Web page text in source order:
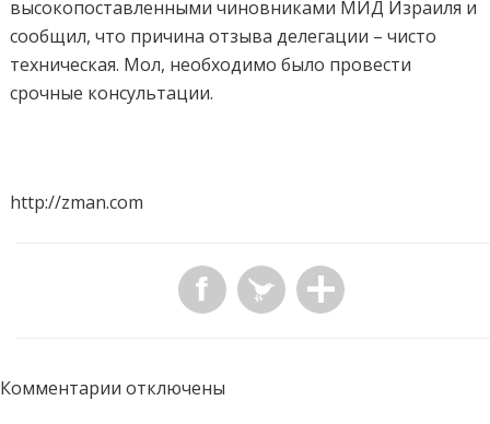
высокопоставленными чиновниками МИД Израиля и
сообщил, что причина отзыва делегации – чисто
техническая. Мол, необходимо было провести
срочные консультации.
http://zman.com
Комментарии отключены